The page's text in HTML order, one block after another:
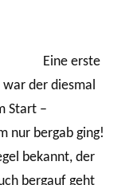
Eine erste
der diesmal
Start –
nur bergab ging!
bekannt, der
bergauf geht